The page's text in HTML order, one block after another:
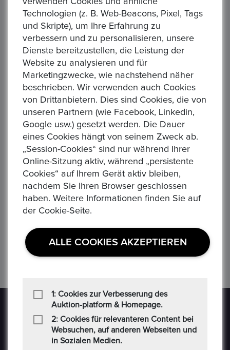
Ernst-Günter
04Jun, 2023
Ernst-Günter
(5.0)
TOP
Total Records:24Page of pages:2of3
1 2 3 ›
Technologien (z. B. Web-Beacons, Pixel, Tags
und Skripte), um Ihre Erfahrung zu
verbessern und zu personalisieren, unsere
Dienste bereitzustellen, die Leistung der
Website zu analysieren und für
Marketingzwecke, wie nachstehend näher
beschrieben. Wir verwenden auch Cookies
von Drittanbietern. Dies sind Cookies, die von
unseren Partnern (wie Facebook, Linkedin,
Google usw.) gesetzt werden. Die Dauer
eines Cookies hängt von seinem Zweck ab.
„Session-Cookies“ sind nur während Ihrer
Online-Sitzung aktiv, während „persistente
Cookies“ auf Ihrem Gerät aktiv bleiben,
nachdem Sie Ihren Browser geschlossen
haben. Weitere Informationen finden Sie auf
der Cookie-Seite.
ALLE COOKIES AKZEPTIEREN
1: Cookies zur Verbesserung des
Auktion-platform & Homepage.
2: Cookies für relevanteren Content bei
Websuchen, auf anderen Webseiten und
in Sozialen Medien.